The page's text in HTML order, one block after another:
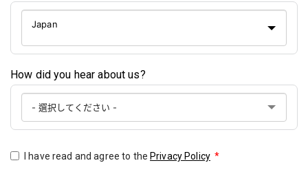
Japan
How did you hear about us?
I have read and agree to the Privacy Policy *